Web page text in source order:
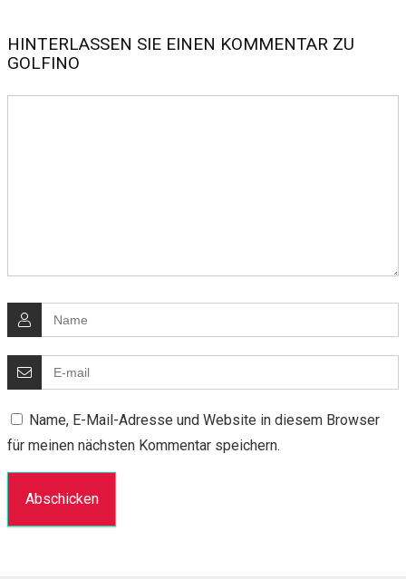
HINTERLASSEN SIE EINEN KOMMENTAR ZU
GOLFINO
Name, E-Mail-Adresse und Website in diesem Browser
für meinen nächsten Kommentar speichern.